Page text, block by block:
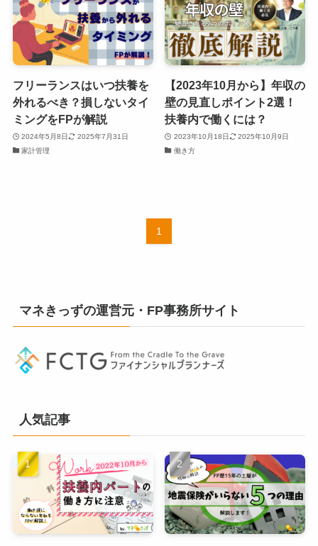
フリーランスはいつ扶養を
外れるべき？損しないタイ
ミングをFPが解説
2024年5月8日
2025年7月31日
家計管理
【2023年10月から】年収の
壁の見直しポイント2選！
扶養内で働くには？
2023年10月18日
2025年10月9日
働き方
1
マネきっずの運営元・FP事務所サイト
人気記事